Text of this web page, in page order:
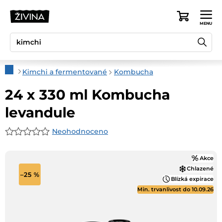
Nákupní
DomůKimchi a fermentované Kombucha
24 x 330 ml Kombucha
levandule
Průměrné
Neohodnoceno
Akce
Chlazené
Blízká expirace
Min. trvanlivost do 10.09.26
–25 %